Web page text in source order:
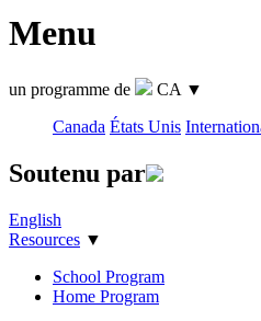
Menu
un programme de CA ▼
Canada États Unis
Soutenu par
English
Resources ▼
School Program
Home Program